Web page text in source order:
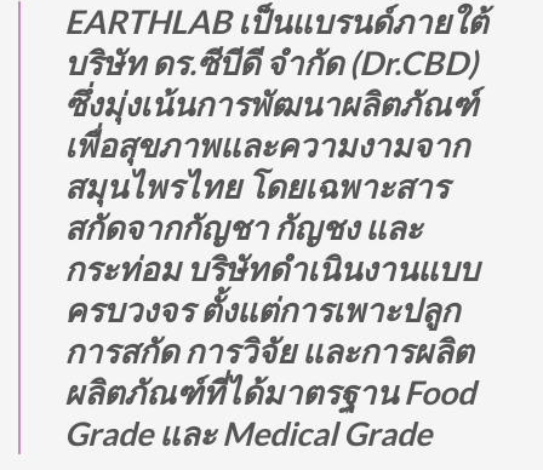
EARTHLAB เป็นแบรนด์ภายใต้
บริษัท ดร.ซีบีดี จำกัด (Dr.CBD)
ซึ่งมุ่งเน้นการพัฒนาผลิตภัณฑ์
เพื่อสุขภาพและความงามจาก
สมุนไพรไทย โดยเฉพาะสาร
สกัดจากกัญชา กัญชง และ
กระท่อม บริษัทดำเนินงานแบบ
ครบวงจร ตั้งแต่การเพาะปลูก
การสกัด การวิจัย และการผลิต
ผลิตภัณฑ์ที่ได้มาตรฐาน Food
Grade และ Medical Grade